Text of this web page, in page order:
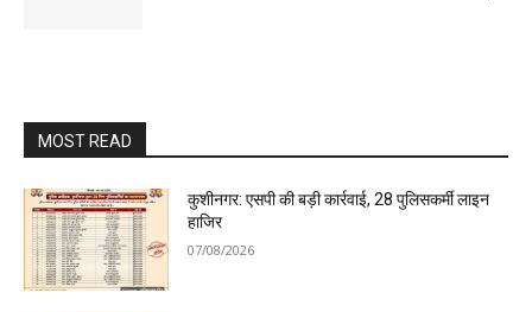
MOST READ
कुशीनगर: एसपी की बड़ी कार्रवाई, 28 पुलिसकर्मी लाइन
हाजिर
07/08/2026